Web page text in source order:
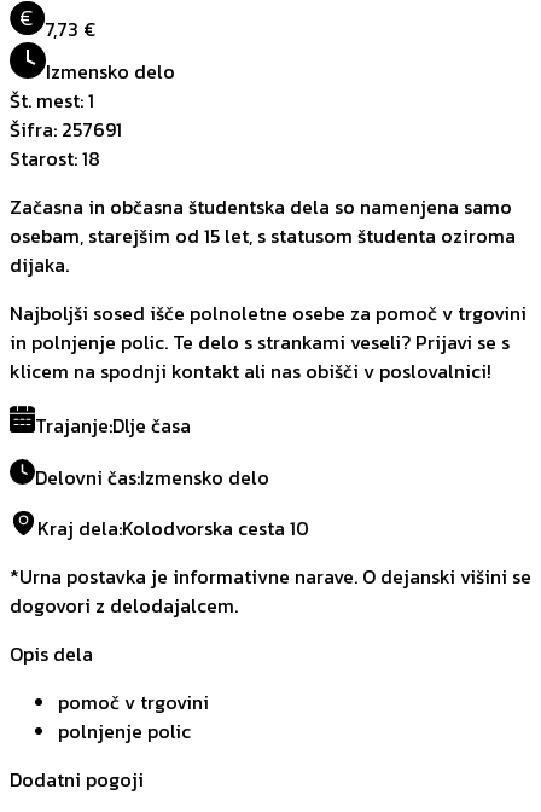
€ 7,73 €
Izmensko delo
Št. mest:1
Šifra: 257691
Starost:18
Začasna in občasna študentska dela so namenjena samo
osebam, starejšim od 15 let, s statusom študenta oziroma
dijaka.
Najboljši sosed išče polnoletne osebe za pomoč v trgovini
in polnjenje polic. Te delo s strankami veseli? Prijavi se s
klicem na spodnji kontakt ali nas obišči v poslovalnici!
Trajanje:Dlje časa
Delovni čas:Izmensko delo
Kraj dela:Kolodvorska cesta 10
*Urna postavka je informativne narave. O dejanski višini se
dogovori z delodajalcem.
Opis dela
pomoč v trgovini
polnjenje polic
Dodatni pogoji